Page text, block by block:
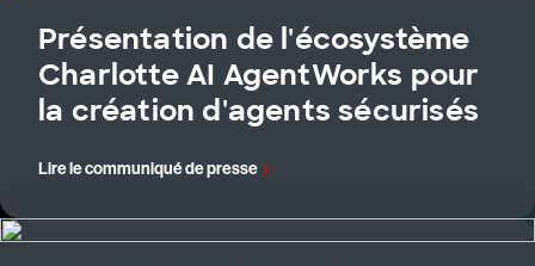
Présentation de l'écosystème
Charlotte AI AgentWorks pour
la création d'agents sécurisés
Lire le communiqué de presse